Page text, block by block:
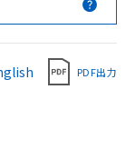
PDF出力